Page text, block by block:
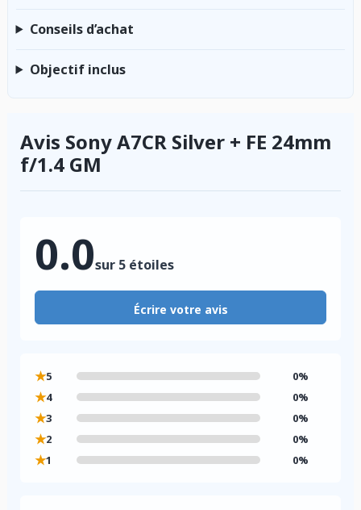
Conseils d’achat
Objectif inclus
Avis Sony A7CR Silver + FE 24mm
f/1.4 GM
0.0sur 5 étoiles
Écrire votre avis
★5 0%
★4 0%
★3 0%
★2 0%
★1 0%